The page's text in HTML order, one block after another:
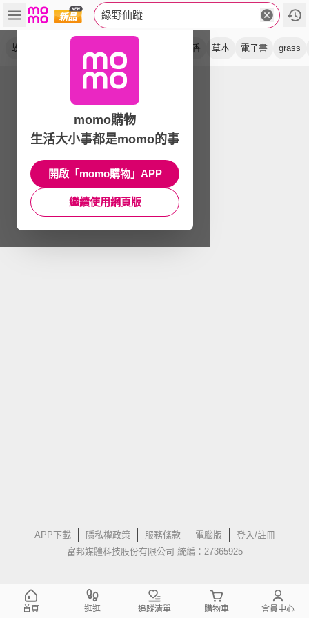
綠野仙蹤
故事集 檀香 草本 電子書 grass
APP下載 隱私權政策 服務條款 電腦版
登入/註冊
富邦媒體科技股份有限公司 統編：27365925
momo購物
生活大小事都是momo的事
開啟「momo購物」APP
繼續使用網頁版
首頁 逛逛 追蹤清單 購物車 會員中心